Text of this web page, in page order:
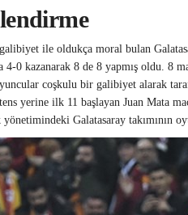
ile oldukça moral bulan
4-0 kazanarak 8 de 8 yapmış oldu.
coşkulu bir galibiyet alarak
yerine ilk 11 başlayan Juan Mata
Galatasaray takımının